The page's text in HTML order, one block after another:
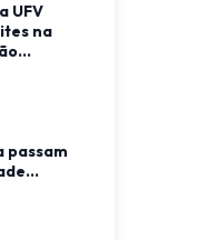
UFV
na
passam
em